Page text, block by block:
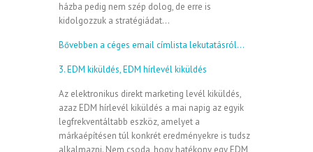
házba pedig nem szép dolog, de erre is
kidolgozzuk a stratégiádat…
Bővebben a céges email címlista lekutatásról…
3. EDM kiküldés, EDM hírlevél kiküldés
Az elektronikus direkt marketing levél kiküldés,
azaz EDM hírlevél kiküldés a mai napig az egyik
legfrekventáltabb eszköz, amelyet a
márkaépítésen túl konkrét eredményekre is tudsz
alkalmazni. Nem csoda, hogy hatékony egy EDM